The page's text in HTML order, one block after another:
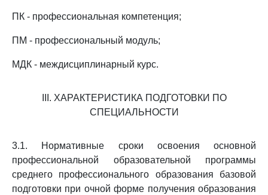
ПК - профессиональная компетенция;
ПМ - профессиональный модуль;
МДК - междисциплинарный курс.
III. ХАРАКТЕРИСТИКА ПОДГОТОВКИ ПО
СПЕЦИАЛЬНОСТИ
3.1. Нормативные сроки освоения основной
профессиональной образовательной программы
среднего профессионального образования базовой
подготовки при очной форме получения образования